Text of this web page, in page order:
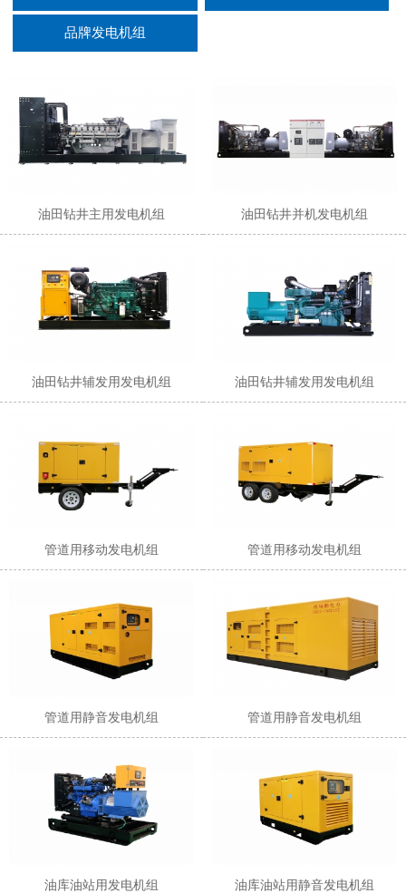
品牌发电机组
油田钻井主用发电机组 油田钻井并机发电机组
油田钻井辅发用发电机组 油田钻井辅发用发电机组
管道用移动发电机组 管道用移动发电机组
管道用静音发电机组 管道用静音发电机组
油库油站用发电机组 油库油站用静音发电机组